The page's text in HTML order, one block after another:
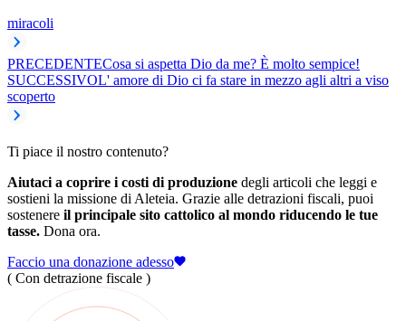
miracoli
PRECEDENTECosa si aspetta Dio da me? È molto sempice!
SUCCESSIVOL' amore di Dio ci fa stare in mezzo agli altri a viso
scoperto
Ti piace il nostro contenuto?
Aiutaci a coprire i costi di produzione degli articoli che leggi e
sostieni la missione di Aleteia. Grazie alle detrazioni fiscali, puoi
sostenere il principale sito cattolico al mondo riducendo le tue
tasse. Dona ora.
Faccio una donazione adesso
( Con detrazione fiscale )